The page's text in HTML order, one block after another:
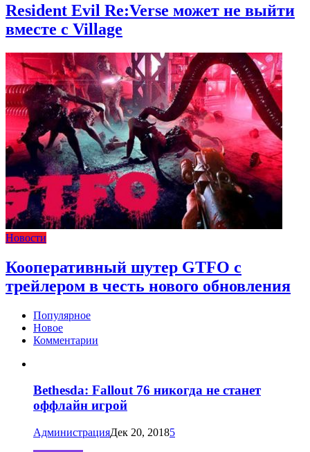
Resident Evil Re:Verse может не выйти
вместе с Village
Новости
Кооперативный шутер GTFO с
трейлером в честь нового обновления
Популярное
Новое
Комментарии
Bethesda: Fallout 76 никогда не станет
оффлайн игрой
АдминистрацияДек 20, 20185